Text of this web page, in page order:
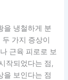
을 냉철하게 분
가지 증상이
근육 피로로 보
작되었다는 점,
을 보인다는 점